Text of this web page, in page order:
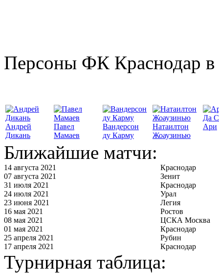
Персоны ФК Краснодар в
Андрей
Дикань
Павел
Мамаев
Вандерсон
ду Карму
Натаилтон
Жоаузинью
Да
Ари
Ближайшие матчи:
14 августа 2021
Краснодар
07 августа 2021
Зенит
31 июля 2021
Краснодар
24 июля 2021
Урал
23 июня 2021
Легия
16 мая 2021
Ростов
08 мая 2021
ЦСКА Москва
01 мая 2021
Краснодар
25 апреля 2021
Рубин
17 апреля 2021
Краснодар
Турнирная таблица: